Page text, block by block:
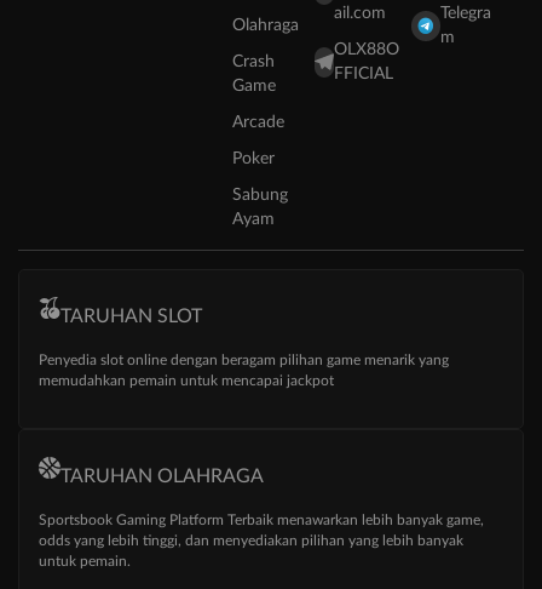
Olahraga
Crash
Game
Arcade
Poker
Sabung
Ayam
ail.com
OLX88O
FFICIAL
Telegra
m
TARUHAN SLOT
Penyedia slot online dengan beragam pilihan game menarik yang
memudahkan pemain untuk mencapai jackpot
TARUHAN OLAHRAGA
Sportsbook Gaming Platform Terbaik menawarkan lebih banyak game,
odds yang lebih tinggi, dan menyediakan pilihan yang lebih banyak
untuk pemain.